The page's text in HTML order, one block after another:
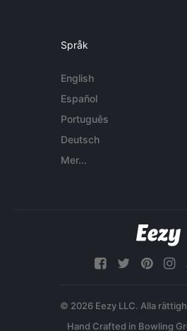
Språk
English
Español
Português
Deutsch
Mer...
© 2026 Eezy LLC. Alla